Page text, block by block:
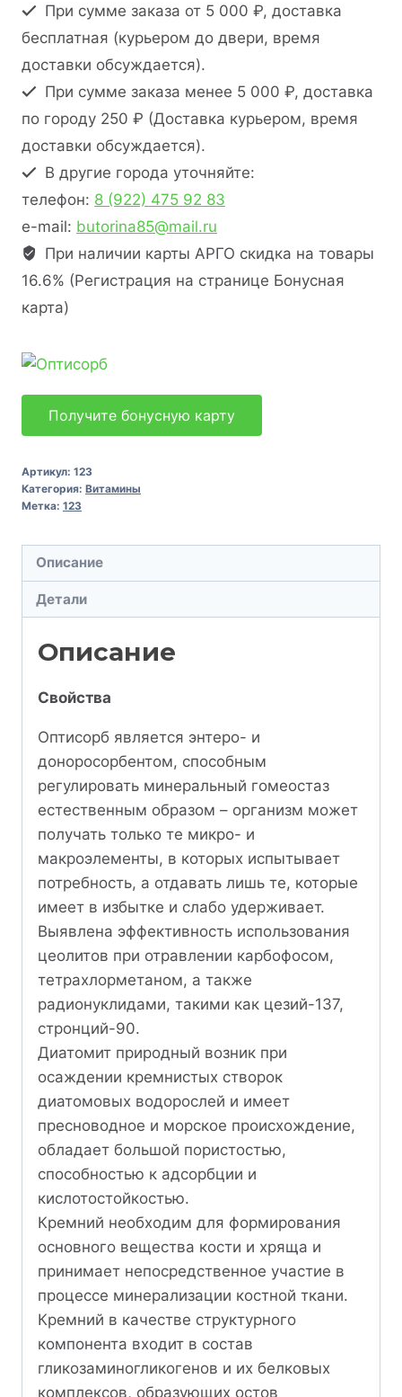
При сумме заказа от 5 000 ₽, доставка
бесплатная (курьером до двери, время
доставки обсуждается).
При сумме заказа менее 5 000 ₽, доставка
по городу 250 ₽ (Доставка курьером, время
доставки обсуждается).
В другие города уточняйте:
телефон: 8 (922) 475 92 83
e-mail: butorina85@mail.ru
При наличии карты АРГО скидка на товары
16.6% (Регистрация на странице Бонусная
карта)
Получите бонусную карту
Артикул: 123
Категория: Витамины
Метка: 123
Описание
Детали
Описание
Свойства
Оптисорб является энтеро- и
доноросорбентом, способным
регулировать минеральный гомеостаз
естественным образом – организм может
получать только те микро- и
макроэлементы, в которых испытывает
потребность, а отдавать лишь те, которые
имеет в избытке и слабо удерживает.
Выявлена эффективность использования
цеолитов при отравлении карбофосом,
тетрахлорметаном, а также
радионуклидами, такими как цезий-137,
стронций-90.
Диатомит природный возник при
осаждении кремнистых створок
диатомовых водорослей и имеет
пресноводное и морское происхождение,
обладает большой пористостью,
способностью к адсорбции и
кислотостойкостью.
Кремний необходим для формирования
основного вещества кости и хряща и
принимает непосредственное участие в
процессе минерализации костной ткани.
Кремний в качестве структурного
компонента входит в состав
гликозаминогликогенов и их белковых
комплексов, образующих остов